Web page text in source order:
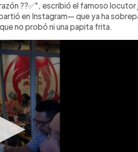
??✅", escribió el famoso locutor
en Instagram— que ya ha
no probó ni una papita frita.